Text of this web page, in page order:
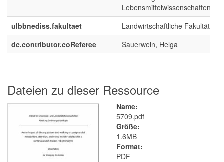
Lebensmittelwissenschaften
ulbbnediss.fakultaet
Landwirtschaftliche Fakultät
dc.contributor.coReferee
Sauerwein, Helga
Dateien zu dieser Ressource
Name:
5709.pdf
Größe:
1.6MB
Format:
PDF